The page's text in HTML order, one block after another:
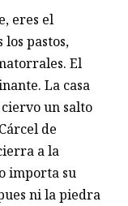
eres el
los pastos,
El
La casa
un salto
de
a la
importa su
ni la piedra